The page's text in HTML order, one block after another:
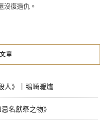
沒復過仇。
章
人》｜鴨崎暖爐
名獻祭之物》